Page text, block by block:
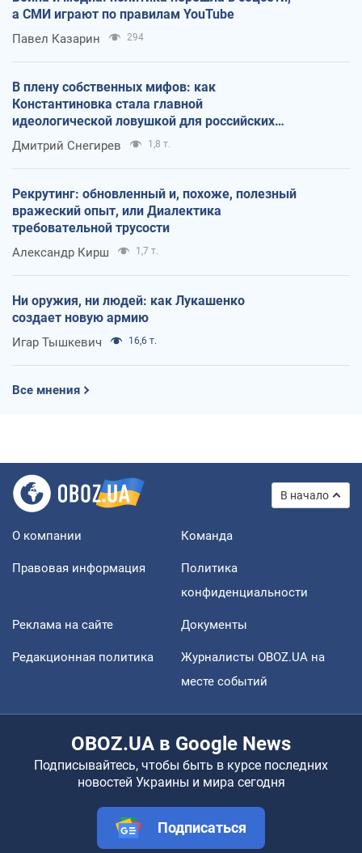
а СМИ играют по правилам YouTube
Павел Казарин 294
В плену собственных мифов: как
Константиновка стала главной
идеологической ловушкой для российских
оккупантов
Дмитрий Снегирев 1,8 т.
Рекрутинг: обновленный и, похоже, полезный
вражеский опыт, или Диалектика
требовательной трусости
Александр Кирш 1,7 т.
Ни оружия, ни людей: как Лукашенко
создает новую армию
Игар Тышкевич 16,6 т.
Все мнения
В начало
О компании Команда
Правовая информация
Политика
конфиденциальности
Реклама на сайте Документы
Редакционная политика
Журналисты OBOZ.UA на
месте событий
OBOZ.UA в Google News
Подписывайтесь, чтобы быть в курсе последних
новостей Украины и мира сегодня
Подписаться